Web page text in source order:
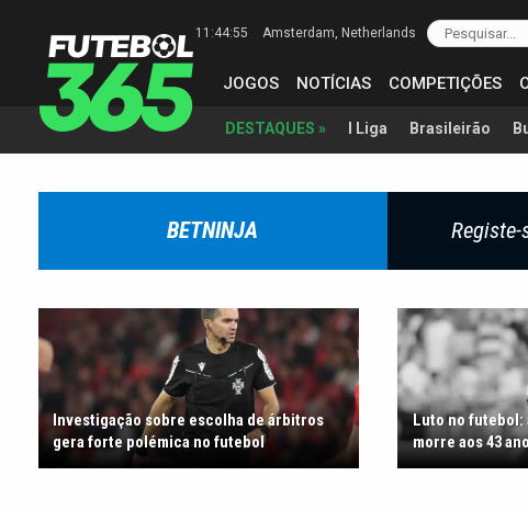
11:44:57 Amsterdam, Netherlands
JOGOS NOTÍCIAS COMPETIÇÕES
DESTAQUES » I Liga Brasileirão
BETNINJA
Investigação sobre escolha de árbitros
gera forte polémica no futebol
Luto no futebol:
morre aos 43